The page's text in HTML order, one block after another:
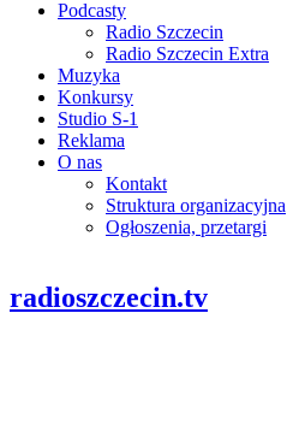
Podcasty
Radio Szczecin
Radio Szczecin Extra
Muzyka
Konkursy
Studio S-1
Reklama
O nas
Kontakt
Struktura organizacyjna
Ogłoszenia, przetargi
radioszczecin.tv